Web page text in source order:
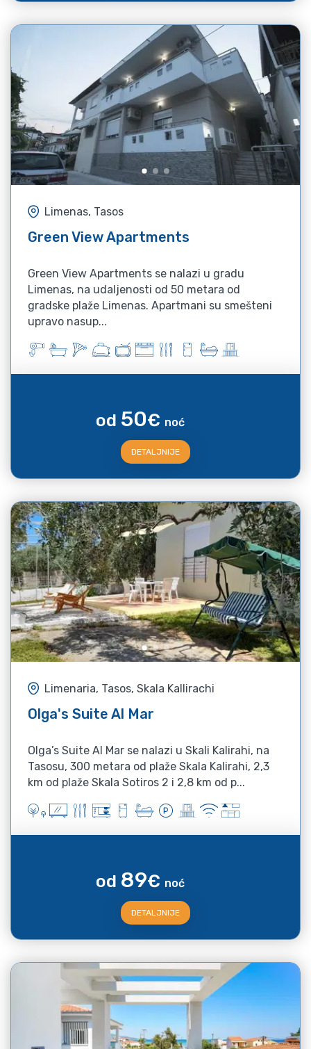
Limenas, Tasos
Green View Apartments
Green View Apartments se nalazi u gradu
Limenas, na udaljenosti od 50 metara od
gradske plaže Limenas. Apartmani su smešteni
upravo nasup...
od 50€ noć
DETALJNIJE
Limenaria, Tasos, Skala Kallirachi
Olga's Suite Al Mar
Olga’s Suite Al Mar se nalazi u Skali Kalirahi, na
Tasosu, 300 metara od plaže Skala Kalirahi, 2,3
km od plaže Skala Sotiros 2 i 2,8 km od p...
od 89€ noć
DETALJNIJE